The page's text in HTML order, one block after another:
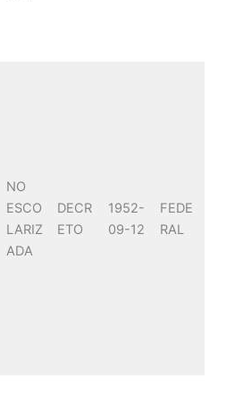
NO
ESCO
LARIZ
ADA
DECR
ETO
1952-
09-12
FEDE
RAL